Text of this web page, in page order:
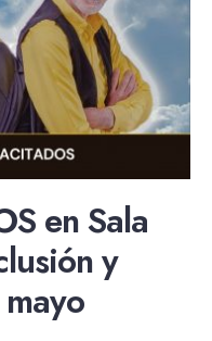
en Sala
y